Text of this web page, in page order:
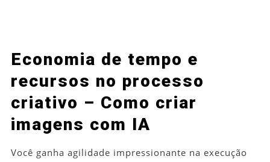
Economia de tempo e
recursos no processo
criativo – Como criar
imagens com IA
Você ganha agilidade impressionante na execução